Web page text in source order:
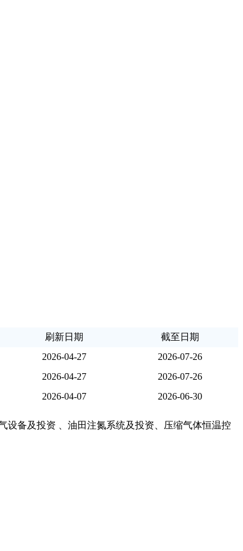
刷新日期
截至日期
2026-04-27
2026-07-26
2026-04-27
2026-07-26
2026-04-07
2026-06-30
设备及投资 、油田注氮系统及投资、压缩气体恒温控